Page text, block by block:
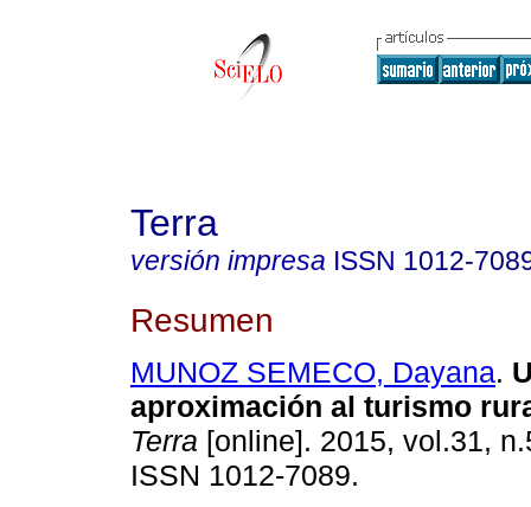
Terra
versión impresa ISSN 1012-
Resumen
MUNOZ SEMECO, Dayana.
aproximación al turismo
Terra [online]. 2015, vol.31,
ISSN 1012-7089.